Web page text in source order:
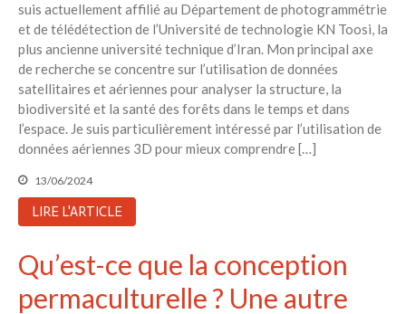
suis actuellement affilié au Département de photogrammétrie
et de télédétection de l’Université de technologie KN Toosi, la
plus ancienne université technique d’Iran. Mon principal axe
de recherche se concentre sur l’utilisation de données
satellitaires et aériennes pour analyser la structure, la
biodiversité et la santé des forêts dans le temps et dans
l’espace. Je suis particulièrement intéressé par l’utilisation de
données aériennes 3D pour mieux comprendre […]
13/06/2024
LIRE L'ARTICLE
Qu’est-ce que la conception
permaculturelle ? Une autre